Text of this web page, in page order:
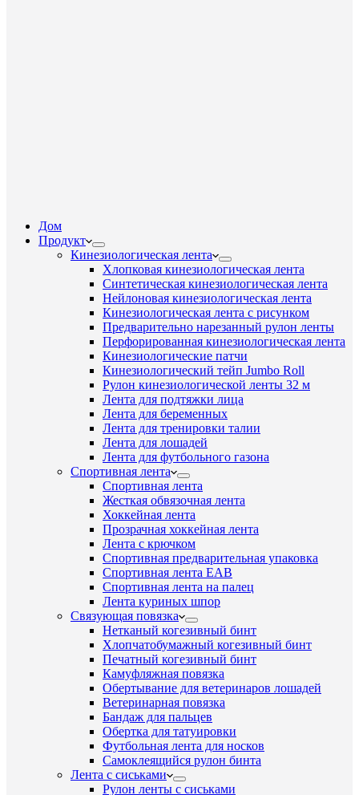
Дом
Продукт
Кинезиологическая лента
Хлопковая кинезиологическая лента
Синтетическая кинезиологическая лента
Нейлоновая кинезиологическая лента
Кинезиологическая лента с рисунком
Предварительно нарезанный рулон ленты
Перфорированная кинезиологическая лента
Кинезиологические патчи
Кинезиологический тейп Jumbo Roll
Рулон кинезиологической ленты 32 м
Лента для подтяжки лица
Лента для беременных
Лента для тренировки талии
Лента для лошадей
Лента для футбольного газона
Спортивная лента
Спортивная лента
Жесткая обвязочная лента
Хоккейная лента
Прозрачная хоккейная лента
Лента с крючком
Спортивная предварительная упаковка
Спортивная лента EAB
Спортивная лента на палец
Лента куриных шпор
Связующая повязка
Нетканый когезивный бинт
Хлопчатобумажный когезивный бинт
Печатный когезивный бинт
Камуфляжная повязка
Обертывание для ветеринаров лошадей
Ветеринарная повязка
Бандаж для пальцев
Обертка для татуировки
Футбольная лента для носков
Самоклеящийся рулон бинта
Лента с сиськами
Рулон ленты с сиськами